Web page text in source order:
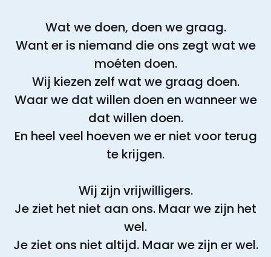
Wat we doen, doen we graag.
Want er is niemand die ons zegt wat we
moéten doen.
Wij kiezen zelf wat we graag doen.
Waar we dat willen doen en wanneer we
dat willen doen.
En heel veel hoeven we er niet voor terug
te krijgen.
Wij zijn vrijwilligers.
Je ziet het niet aan ons. Maar we zijn het
wel.
Je ziet ons niet altijd. Maar we zijn er wel.